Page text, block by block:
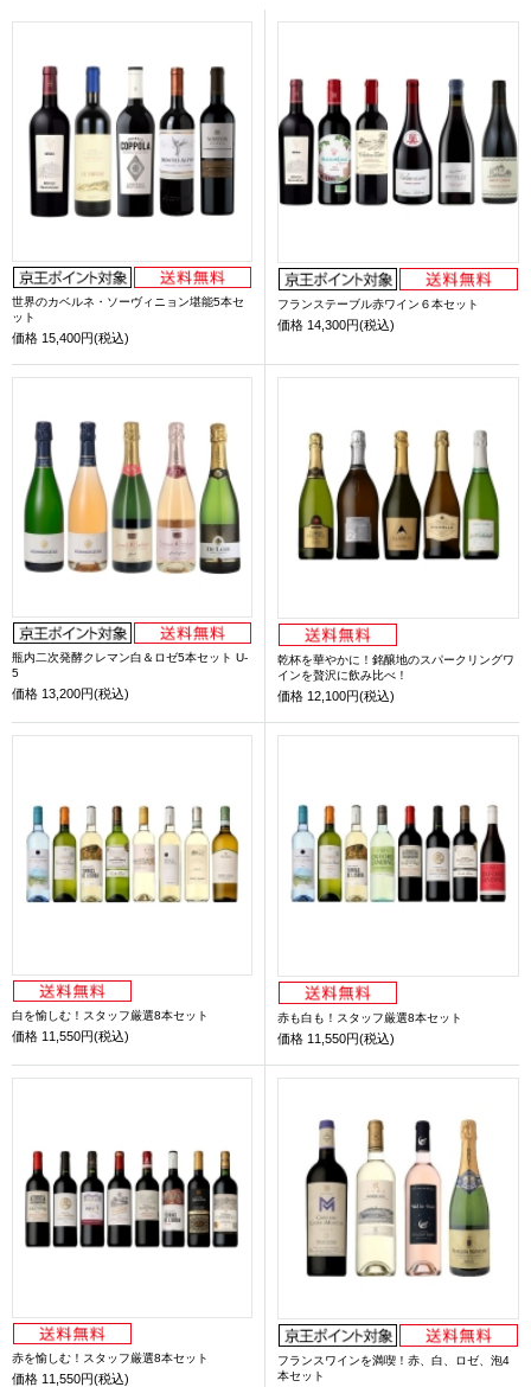
世界のカベルネ・ソーヴィニョン堪能5本セ
ット
価格 15,400円(税込)
フランステーブル赤ワイン６本セット
価格 14,300円(税込)
瓶内二次発酵クレマン白＆ロゼ5本セット U-
5
価格 13,200円(税込)
乾杯を華やかに！銘醸地のスパークリングワ
インを贅沢に飲み比べ！
価格 12,100円(税込)
白を愉しむ！スタッフ厳選8本セット
価格 11,550円(税込)
赤も白も！スタッフ厳選8本セット
価格 11,550円(税込)
赤を愉しむ！スタッフ厳選8本セット
価格 11,550円(税込)
フランスワインを満喫！赤、白、ロゼ、泡4
本セット